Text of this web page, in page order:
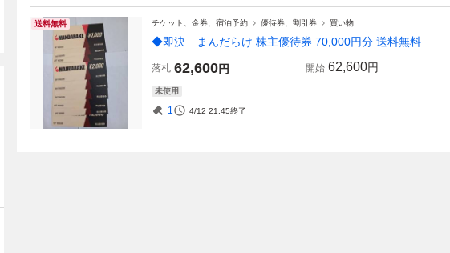
送料無料 チケット、金券、宿泊予約 優待券、割引券 買い物
◆即決 まんだらけ 株主優待券 70,000円分 送料無料
落札 62,600円 開始 62,600円
未使用
1 4/12 21:45終了